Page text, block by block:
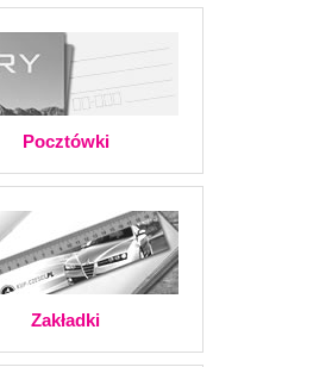
Pocztówki
Zakładki